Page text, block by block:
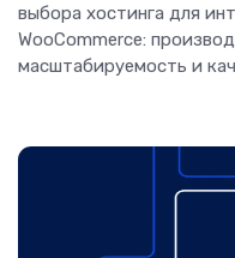
выбора хостинга для
WooCommerce:
масштабируемость и